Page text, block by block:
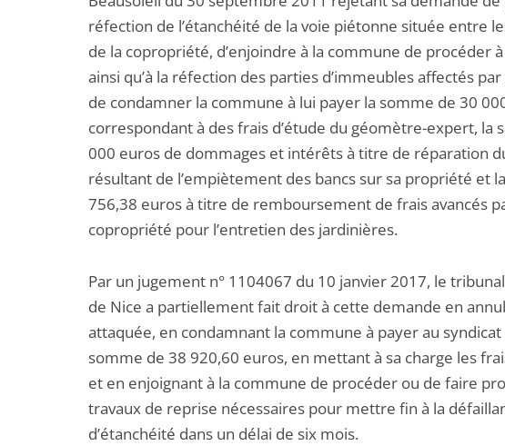
réfection de l’étanchéité de la voie piétonne située entre
de la copropriété, d’enjoindre à la commune de procéder
ainsi qu’à la réfection des parties d’immeubles affectés
de condamner la commune à lui payer la somme de 30
correspondant à des frais d’étude du géomètre-expert, la
000 euros de dommages et intérêts à titre de réparation
résultant de l’empiètement des bancs sur sa propriété et
756,38 euros à titre de remboursement de frais avancés
copropriété pour l’entretien des jardinières.
Par un jugement n° 1104067 du 10 janvier 2017, le
de Nice a partiellement fait droit à cette demande en
attaquée, en condamnant la commune à payer au
somme de 38 920,60 euros, en mettant à sa charge les
et en enjoignant à la commune de procéder ou de faire
travaux de reprise nécessaires pour mettre fin à la
d’étanchéité dans un délai de six mois.